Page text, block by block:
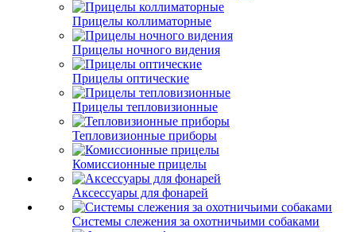
Прицелы коллиматорные
Прицелы ночного видения
Прицелы оптические
Прицелы тепловизионные
Тепловизионные приборы
Комиссионные прицелы
Аксессуары для фонарей
Системы слежения за охотничьими собаками